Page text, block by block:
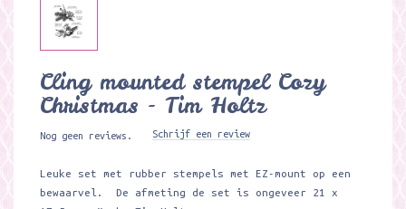
Cling mounted stempel Cozy
Christmas - Tim Holtz
Nog geen reviews. Schrijf een review
Leuke set met rubber stempels met EZ-mount op een
bewaarvel. De afmeting de set is ongeveer 21 x